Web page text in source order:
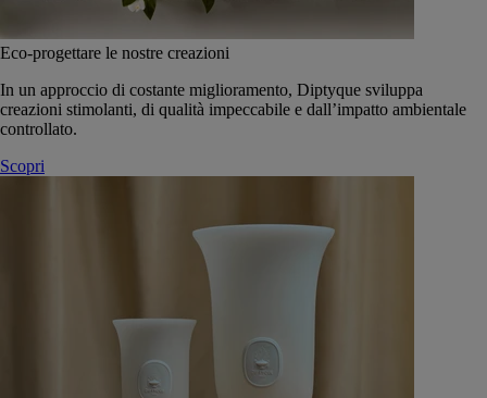
Eco-progettare le nostre creazioni
In un approccio di costante miglioramento, Diptyque sviluppa
creazioni stimolanti, di qualità impeccabile e dall’impatto ambientale
controllato.
Scopri